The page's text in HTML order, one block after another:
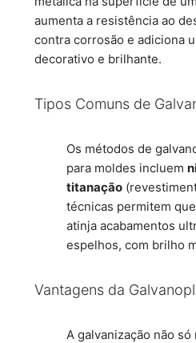
aumenta a resistência ao
contra corrosão e adiciona
decorativo e brilhante.
Tipos Comuns de
Os métodos de
para moldes incluem
titanação
técnicas permitem
atinja acabamentos
espelhos, com brilho
Vantagens da
A galvanização não